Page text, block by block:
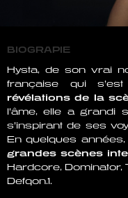
BIOGRAPIE
Hysta, de son vrai
française qui
révélations de la
l’âme, elle a grandi
s’inspirant de ses
En quelques années,
grandes scènes
Hardcore, Dominator,
Defqon.1.